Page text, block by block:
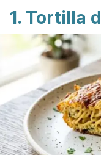
1. Tortilla